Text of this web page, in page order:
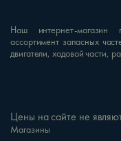
Магазины
Наш интернет-магазин
ассортимент запасных
двигатели, ходовой части,
Цены на сайте не